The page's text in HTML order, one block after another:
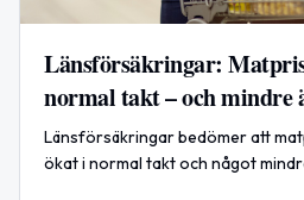
Länsförsäkringar:
normal takt – och mindre
Länsförsäkringar bedömer att
ökat i normal takt och något